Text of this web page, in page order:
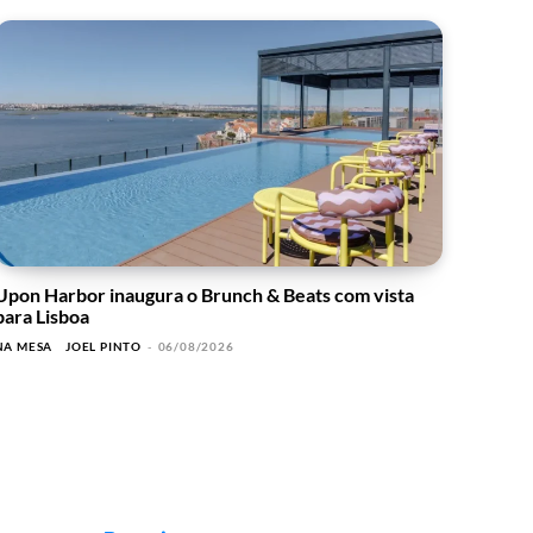
Harbor inaugura o Brunch & Beats com vista
Lisboa
MESA JOEL PINTO - 06/08/2026